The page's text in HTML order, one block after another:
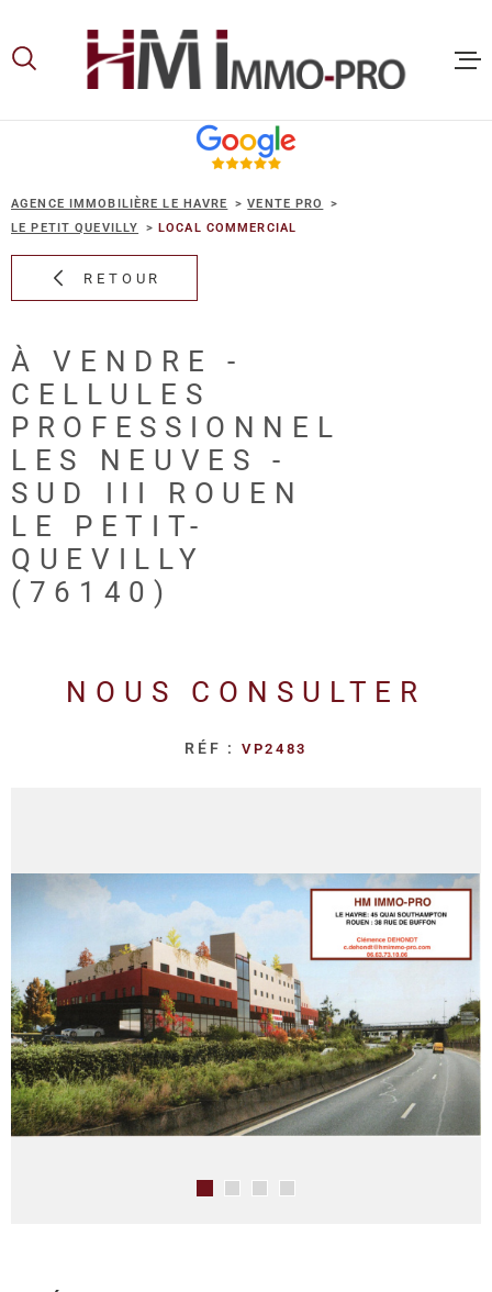
lamenu
contenu
AGENCE IMMOBILIÈRE LE HAVRE
VENTE PRO
LE PETIT QUEVILLY
LOCAL COMMERCIAL
RETOUR
À VENDRE -
CELLULES
PROFESSIONNEL
LES NEUVES -
SUD III ROUEN
LE PETIT-
QUEVILLY
(76140)
NOUS CONSULTER
RÉF :VP2483